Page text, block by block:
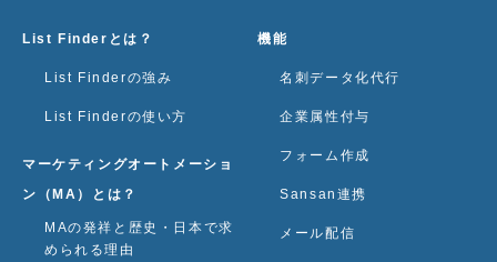
List Finderとは？
List Finderの強み
List Finderの使い方
マーケティングオートメーショ
ン（MA）とは？
MAの発祥と歴史・日本で求
められる理由
機能
名刺データ化代行
企業属性付与
フォーム作成
Sansan連携
メール配信